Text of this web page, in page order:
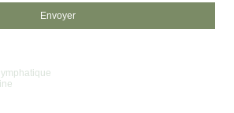
Envoyer